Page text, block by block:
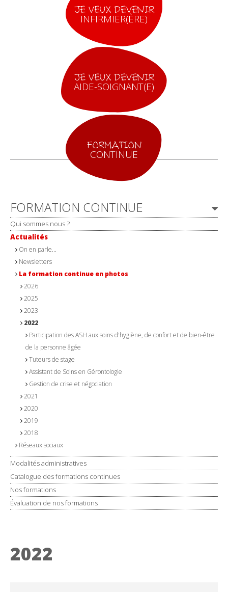
JE VEUX DEVENIR
INFIRMIER(ÈRE)
JE VEUX DEVENIR
AIDE-SOIGNANT(E)
FORMATION
CONTINUE
Navigation
FORMATION CONTINUE
Qui sommes nous ?
Actualités
On en parle...
Newsletters
La formation continue en photos
2026
2025
2023
2022
Participation des ASH aux soins d'hygiène, de confort et de bien-être
de la personne âgée
Tuteurs de stage
Assistant de Soins en Gérontologie
Gestion de crise et négociation
2021
2020
2019
2018
Réseaux sociaux
Modalités administratives
Catalogue des formations continues
Nos formations
Évaluation de nos formations
2022